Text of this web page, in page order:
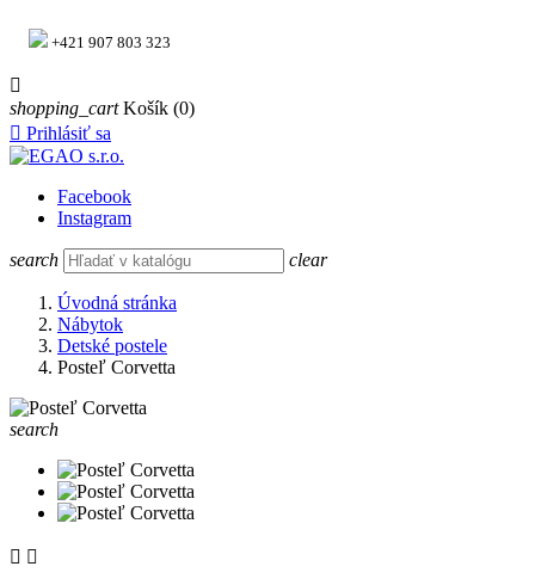
+421 907 803 323

shopping_cart Košík (0)
 Prihlásiť sa
Facebook
Instagram
search clear
Úvodná stránka
Nábytok
Detské postele
Posteľ Corvetta
search
 